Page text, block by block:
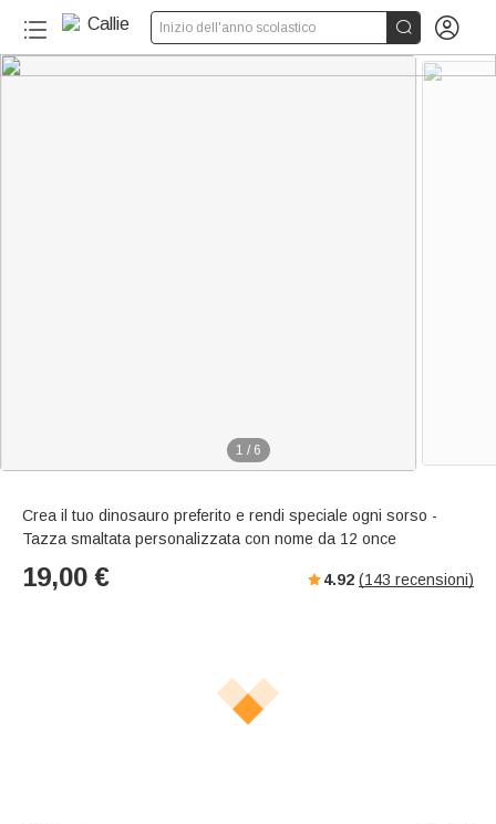
Inizio dell'anno scolastico  
1 / 6
Crea il tuo dinosauro preferito e rendi speciale ogni sorso -
Tazza smaltata personalizzata con nome da 12 once
19,00 € 4.92 (143 recensioni)